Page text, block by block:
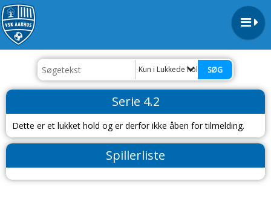
Kun i Lukkede hold - herrer
Serie 4.2
Dette er et lukket hold og er derfor ikke åben for tilmelding.
Spillerliste